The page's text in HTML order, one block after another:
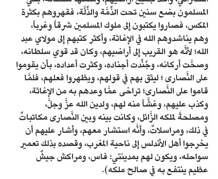
المسلمون بضع سنين تحت الذِّمَّة والذِّلَّة، فقهروهم بكثرة
المكس، فصاروا يكتبون إِلى ملوك المسلمين شرقاً وغرباً،
وهم يناشدوهم الله في الإغاثة، وأكثر كتبهم إِلى مولاي عبد
الله؛ لأنَّه هو القريب إِلى أراضيهم، وكان قد قوي سلطانه،
وصحَّت أركانه، وجُنِّدت أجناده، وكثرت أعداده، بأن يقوموا
على النَّصارى ؛ ليثق بهم في قولهم، ويظهروا فعلهم، فلمَّا
قاموا على النَّصارى؛ تراخى عمَّا وعدهم به من الإغاثة،
وكذب عليهم، وغشَّاً منه لهم، ولدين الله عزَّ وجلَّ،
ومصلحةً لملكه الزَّائل، وكانت بينه وبين النَّصارى مكاتباتٌ
في ذلك، ومراسلاتٌ، وأنَّه استشار معهم، وأشار عليهم أن
يخرجوا أهل الأندلس إِلى ناحية المغرب، وقصده بذلك تعمير
سواحله، ويكون لهم بمدينتي: فاس، ومراكش جيشٌ
عظيم ينتفع به في صالح ملكه).